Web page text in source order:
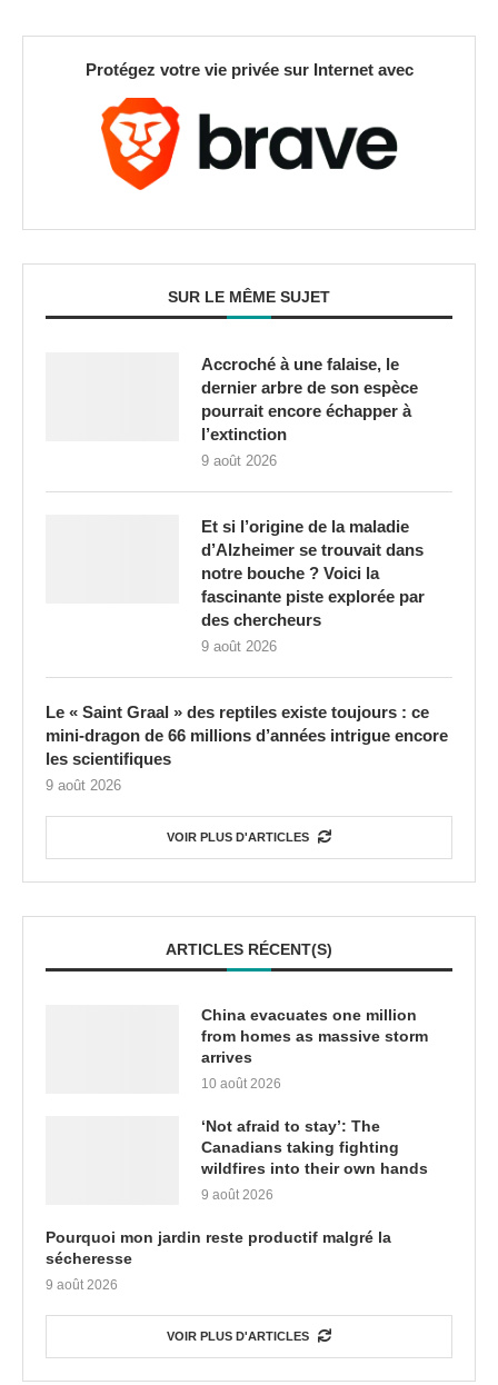
Protégez votre vie privée sur Internet avec
SUR LE MÊME SUJET
Accroché à une falaise, le
dernier arbre de son espèce
pourrait encore échapper à
l’extinction
9 août 2026
Et si l’origine de la maladie
d’Alzheimer se trouvait dans
notre bouche ? Voici la
fascinante piste explorée par
des chercheurs
9 août 2026
Le « Saint Graal » des reptiles existe toujours : ce
mini-dragon de 66 millions d’années intrigue encore
les scientifiques
9 août 2026
VOIR PLUS D'ARTICLES
ARTICLES RÉCENT(S)
China evacuates one million
from homes as massive storm
arrives
10 août 2026
‘Not afraid to stay’: The
Canadians taking fighting
wildfires into their own hands
9 août 2026
Pourquoi mon jardin reste productif malgré la
sécheresse
9 août 2026
VOIR PLUS D'ARTICLES